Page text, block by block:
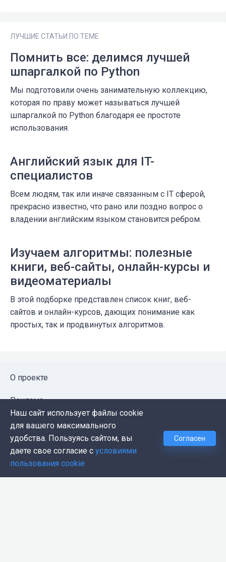
ЛУЧШИЕ СТАТЬИ ПО ТЕМЕ
Помнить все: делимся лучшей
шпаргалкой по Python
Мы подготовили очень занимательную коллекцию,
которая по праву может называться лучшей
шпаргалкой по Python благодаря ее простоте
использования.
Английский язык для IT-
специалистов
Всем людям, так или иначе связанным с IT сферой,
прекрасно известно, что рано или поздно вопрос о
владении английским языком становится ребром.
Изучаем алгоритмы: полезные
книги, веб-сайты, онлайн-курсы и
видеоматериалы
В этой подборке представлен список книг, веб-
сайтов и онлайн-курсов, дающих понимание как
простых, так и продвинутых алгоритмов.
О проекте
Реклама
Публичная оферта
Политика конфиденциальности
Контакты
Наш сайт использует файлы cookie
для вашего максимального
удобства. Пользуясь сайтом, вы
даете свое согласие с условиями
пользования cookie
Согласен